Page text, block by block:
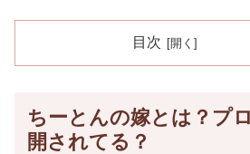
目次
ちーとんの嫁とは？プ
開されてる？